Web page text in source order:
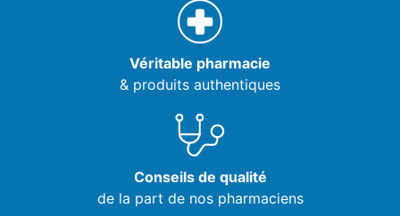
Véritable pharmacie
& produits authentiques
Conseils de qualité
de la part de nos pharmaciens